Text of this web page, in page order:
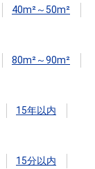
40m²～50m²
80m²～90m²
15年以内
15分以内